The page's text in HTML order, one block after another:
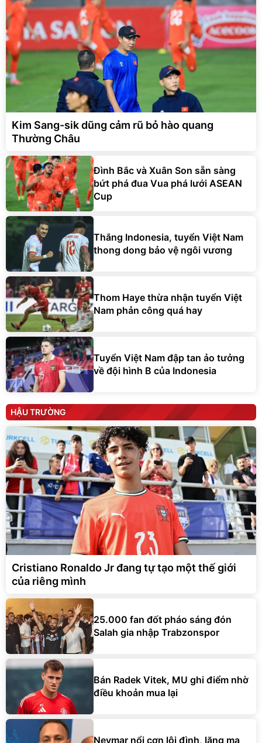
Kim Sang-sik dũng cảm rũ bỏ hào quang
Thường Châu
Đình Bắc và Xuân Son sẵn sàng
bứt phá đua Vua phá lưới ASEAN
Cup
Thắng Indonesia, tuyển Việt Nam
thong dong bảo vệ ngôi vương
Thom Haye thừa nhận tuyển Việt
Nam phản công quá hay
Tuyển Việt Nam đập tan ảo tưởng
về đội hình B của Indonesia
HẬU TRƯỜNG
Cristiano Ronaldo Jr đang tự tạo một thế giới
của riêng mình
25.000 fan đốt pháo sáng đón
Salah gia nhập Trabzonspor
Bán Radek Vitek, MU ghi điểm nhờ
điều khoản mua lại
Neymar nổi cơn lôi đình, lăng mạ